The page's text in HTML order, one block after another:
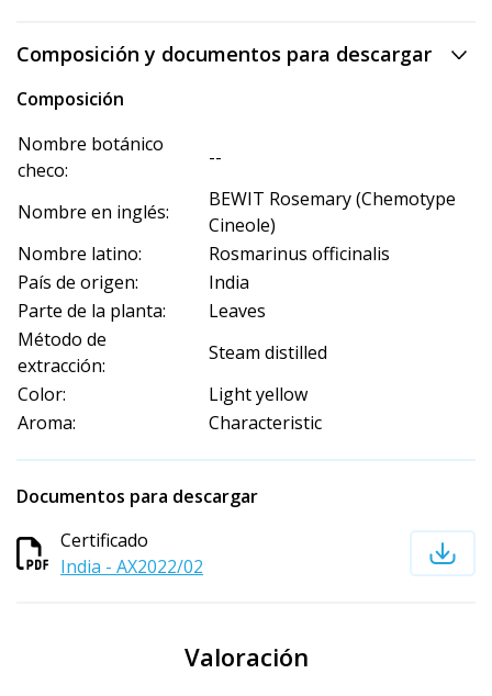
Composición y documentos para descargar
Composición
Nombre botánico
checo:
--
Nombre en inglés:
BEWIT Rosemary (Chemotype
Cineole)
Nombre latino:
Rosmarinus officinalis
País de origen:
India
Parte de la planta:
Leaves
Método de
extracción:
Steam distilled
Color:
Light yellow
Aroma:
Characteristic
Documentos para descargar
Certificado
India - AX2022/02
Valoración